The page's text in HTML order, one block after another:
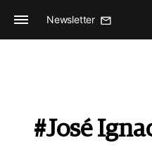
Newsletter
#José